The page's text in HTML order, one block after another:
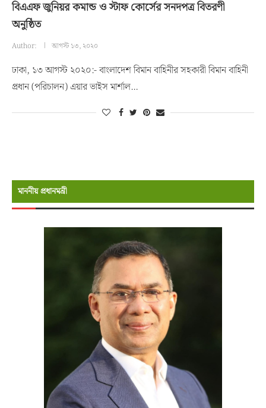
বিএএফ জুনিয়র কমান্ড ও স্টাফ কোর্সের সনদপত্র বিতরণী
অনুষ্ঠিত
Author: আগস্ট ১৩, ২০২০
ঢাকা, ১৩ আগস্ট ২০২০:- বাংলাদেশ বিমান বাহিনীর সহকারী বিমান বাহিনী
প্রধান (পরিচালন) এয়ার ভাইস মার্শাল…
মাননীয় প্রধানমন্রী